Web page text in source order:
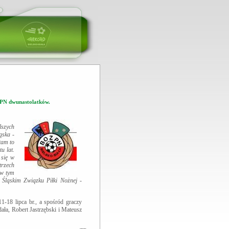
dwunastolatków.
-
to
lat.
w
tym
Związku Piłki Nożnej-
18 lipca br., a spośród graczy
Robert Jastrzębski i Mateusz